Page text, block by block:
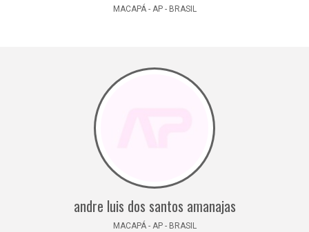
MACAPÁ - AP - BRASIL
andre luis dos santos amanajas
MACAPÁ - AP - BRASIL